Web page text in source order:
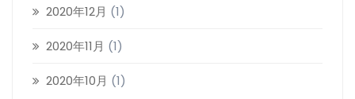
2020年12月 (1)
2020年11月 (1)
2020年10月 (1)